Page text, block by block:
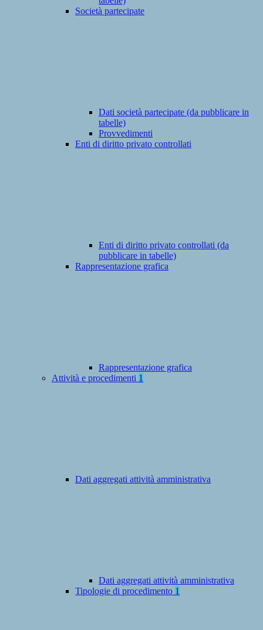
Società partecipate
Dati società partecipate (da pubblicare in
tabelle)
Provvedimenti
Enti di diritto privato controllati
Enti di diritto privato controllati (da
pubblicare in tabelle)
Rappresentazione grafica
Rappresentazione grafica
Attività e procedimenti 1
Dati aggregati attività amministrativa
Dati aggregati attività amministrativa
Tipologie di procedimento 1